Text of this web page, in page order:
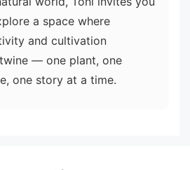
a space where
and cultivation
— one plant, one
one story at a time.